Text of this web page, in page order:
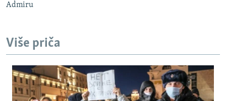
Admiru
Više priča